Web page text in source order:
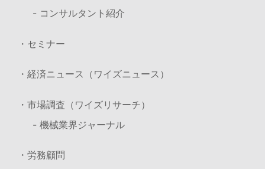
- コンサルタント紹介
・セミナー
・経済ニュース（ワイズニュース）
・市場調査（ワイズリサーチ）
- 機械業界ジャーナル
・労務顧問